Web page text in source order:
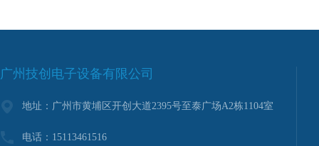
广州技创电子设备有限公司
地址：广州市黄埔区开创大道2395号至泰广场A2栋1104室
电话：15113461516